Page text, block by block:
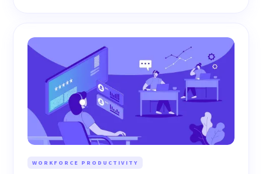
WORKFORCE PRODUCTIVITY